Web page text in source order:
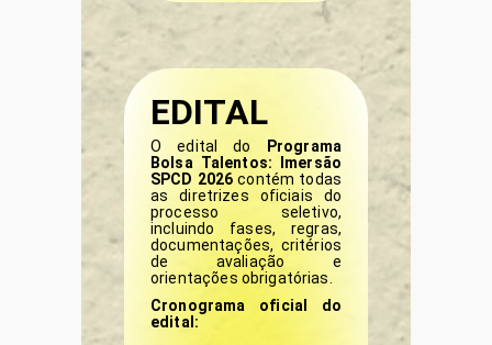
EDITAL
O edital do
Programa
Bolsa Talentos: Imersão
SPCD 2026 contém todas
as diretrizes oficiais do
processo seletivo,
incluindo fases, regras,
documentações, critérios
de avaliação e
orientações obrigatórias.
Cronograma oficial do
edital: